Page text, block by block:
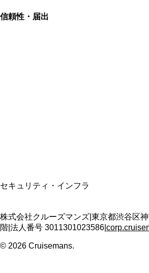
信頼性・届出
セキュリティ・インフラ
株式会社クルーズマンズ 東京都渋谷区
階 法人番号 3011301023586
© 2026 Cruisemans.